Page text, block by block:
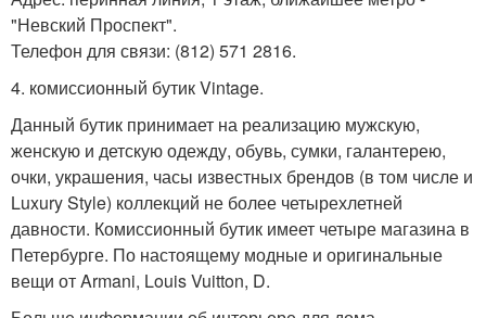
"Невский Проспект".
Телефон для связи: (812) 571 2816.
4. комиссионный бутик Vintage.
Данный бутик принимает на реализацию мужскую,
женскую и детскую одежду, обувь, сумки, галантерею,
очки, украшения, часы известных брендов (в том числе и
Luxury Style) коллекций не более четырехлетней
давности. Комиссионный бутик имеет четыре магазина в
Петербурге. По настоящему модные и оригинальные
вещи от Armani, Louis Vuitton, D.